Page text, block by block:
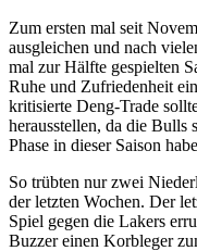
Zum ersten mal seit
ausgleichen und nach
mal zur Hälfte gespielten
Ruhe und Zufriedenheit
kritisierte Deng-Trade
herausstellen, da die Bulls
Phase in dieser Saison
So trübten nur zwei
der letzten Wochen. Der
Spiel gegen die Lakers
Buzzer einen Korbleger